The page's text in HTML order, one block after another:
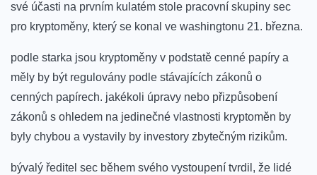
své účasti ‌na prvním⁢ kulatém stole pracovní ⁢skupiny sec
pro kryptoměny, který se konal ve washingtonu 21. března.
podle starka ⁢jsou kryptoměny v podstatě cenné papíry a
měly by být⁣ regulovány podle stávajících‌ zákonů o
cenných ‍papírech. jakékoli úpravy nebo přizpůsobení
zákonů s ohledem ⁣na jedinečné ‌vlastnosti ⁤kryptoměn by
byly chybou a vystavily by investory zbytečným rizikům.
bývalý ředitel sec během⁣ svého vystoupení tvrdil, že lidé